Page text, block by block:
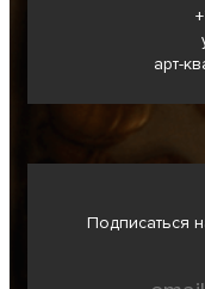
арт-
Подписаться